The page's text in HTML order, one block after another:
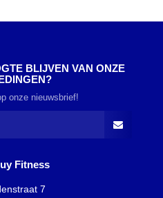
BLIJVEN VAN ONZE
onze nieuwsbrief!
Fitness
7